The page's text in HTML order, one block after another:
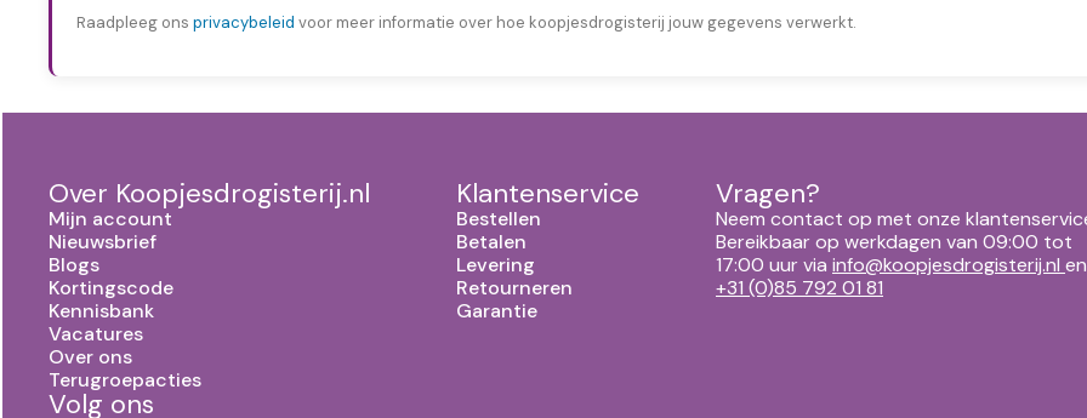
Raadpleeg ons privacybeleid voor meer informatie over hoe koopjesdrogisterij jouw gegevens verwerkt.
Over Koopjesdrogisterij.nl
Mijn account
Nieuwsbrief
Blogs
Kortingscode
Kennisbank
Vacatures
Over ons
Terugroepacties
Volg ons
Klantenservice
Bestellen
Betalen
Levering
Retourneren
Garantie
Vragen?
Neem contact op met onze
Bereikbaar op werkdagen van 09:00 tot
17:00 uur via info@koopjesdrogisterij.nl en
+31 (0)85 792 01 81